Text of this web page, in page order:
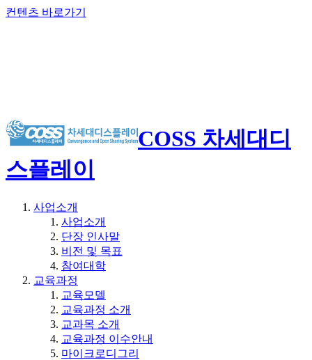
컨텐츠 바로가기
COSS 차세대디
스플레이
사업소개
사업소개
단장 인사말
비전 및 목표
참여대학
교육과정
교육모델
교육과정 소개
교과목 소개
교육과정 이수안내
마이크로디그리